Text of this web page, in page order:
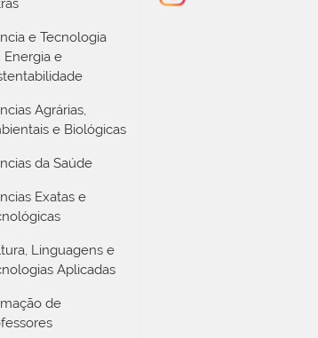
e Tecnologia
Energia e
Agrárias,
e Biológicas
da Saúde
Exatas e
Linguagens e
Aplicadas
de